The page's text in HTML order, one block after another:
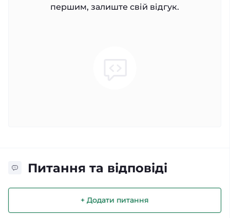
першим, залиште свій відгук.
Питання та відповіді
+ Додати питання